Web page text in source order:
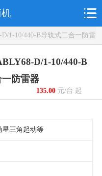
1-10/440-B导轨式二合一防雷
D/1-10/440-B
防雷器
135.00元/台 起
星三角起动等